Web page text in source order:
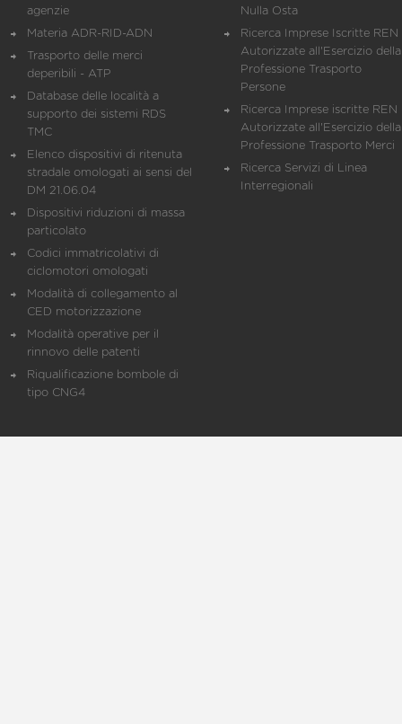
agenzie
Materia ADR-RID-ADN
Trasporto delle merci
deperibili - ATP
Database delle località a
supporto dei sistemi RDS
TMC
Elenco dispositivi di ritenuta
stradale omologati ai sensi del
DM 21.06.04
Dispositivi riduzioni di massa
particolato
Codici immatricolativi di
ciclomotori omologati
Modalità di collegamento al
CED motorizzazione
Modalità operative per il
rinnovo delle patenti
Riqualificazione bombole di
tipo CNG4
Nulla Osta
Ricerca Imprese Iscritte REN
Autorizzate all'Esercizio della
Professione Trasporto
Persone
Ricerca Imprese iscritte REN
Autorizzate all'Esercizio della
Professione Trasporto Merci
Ricerca Servizi di Linea
Interregionali